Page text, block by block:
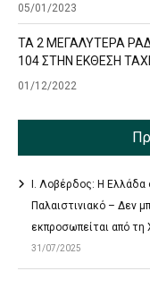
05/01/2023
ΤΑ 2 ΜΕΓΑΛΥΤΕΡΑ
104 ΣΤΗΝ ΕΚΘΕΣΗ
01/12/2022
Ι. Λοβέρδος: Η
Παλαιστινιακό – Δεν
εκπροσωπείται από τη
31/07/2025